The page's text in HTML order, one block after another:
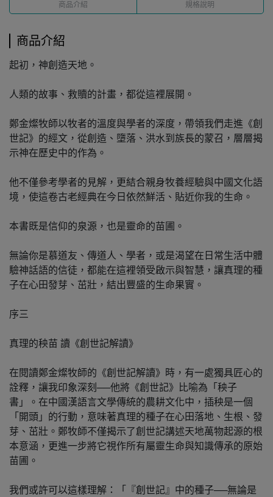
商品介紹 規格說明
商品介紹
起初，神創造天地。
人類的故事、救贖的計畫，都從這裡展開。
鄭金燦牧師以牧者的溫度與學者的深度，帶領我們走進《創
世記》的經文，從創造、墮落、洪水到族長的蒙召，層層揭
示神在歷史中的作為。
他不僅參考學者的見解，更結合親身牧養經驗與中國文化語
境，使這卷古老經典在今日依然鮮活、貼近你我的生命。
本書既是信仰的泉源，也是靈命的苗圃。
無論你是慕道友、傳道人、學者，或是渴望在日常生活中體
驗神話語的信徒，都能在這裡領受啟示與智慧，讓真理的種
子在心田發芽、茁壯，結出豐盛的生命果實。
序三
真理的秧苗 讀《創世記解讀》
在閱讀鄭金燦牧師的《創世記解讀》時，有一處獨具匠心的
詮釋，讓我印象深刻──他將《創世記》比喻為「秧子
書」。在中國漢語言文學傳統的農耕文化中，插秧是一個
「開頭」的行動，意味著真理的種子在心田落地、生根、發
芽、茁壯。鄭牧師不僅揭示了創世記講述天地萬物起源的根
本意涵，更進一步將它視作所有屬靈生命與知識傳承的原始
苗圃。
我們或許可以這樣理解：「『創世記』中的種子──無論是